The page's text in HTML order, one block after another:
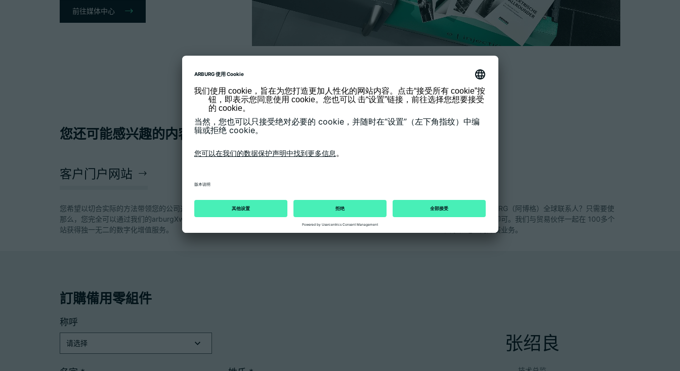
前往媒体中心
您还可能感兴趣的内容
客户门户网站
您希望以切合实际的方法带领您的公司迈向数字化？
那么，您完全可以通过我们的arburgXworld客户门户网
站获得独一无二的数字化增值服务。
在我们的技术数据中，您可以找到所有ARBURG（阿博
格）产品最重要的性能数据及其安装和模具安装尺寸。
您需要寻找ARBURG（阿博格）全球联系人？只需要使
用位置搜索功能即可。我们与贸易伙伴一起在 100多个
国家和地区内开展业务。
訂購備用零組件
称呼
张绍良